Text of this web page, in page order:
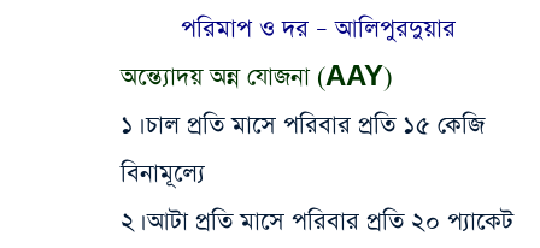
পরিমাপ ও দর – আলিপুরদুয়ার
অন্ত্যোদয় অন্ন যোজনা (AAY)
​১। চাল প্রতি মাসে পরিবার প্রতি ১৫ কেজি
বিনামূল্যে
২। আটা প্রতি মাসে পরিবার প্রতি ২০ প্যাকেট